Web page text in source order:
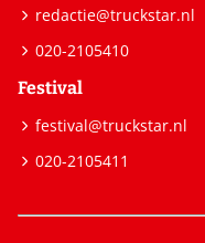
redactie@truckstar.nl
020-2105410
Festival
festival@truckstar.nl
020-2105411